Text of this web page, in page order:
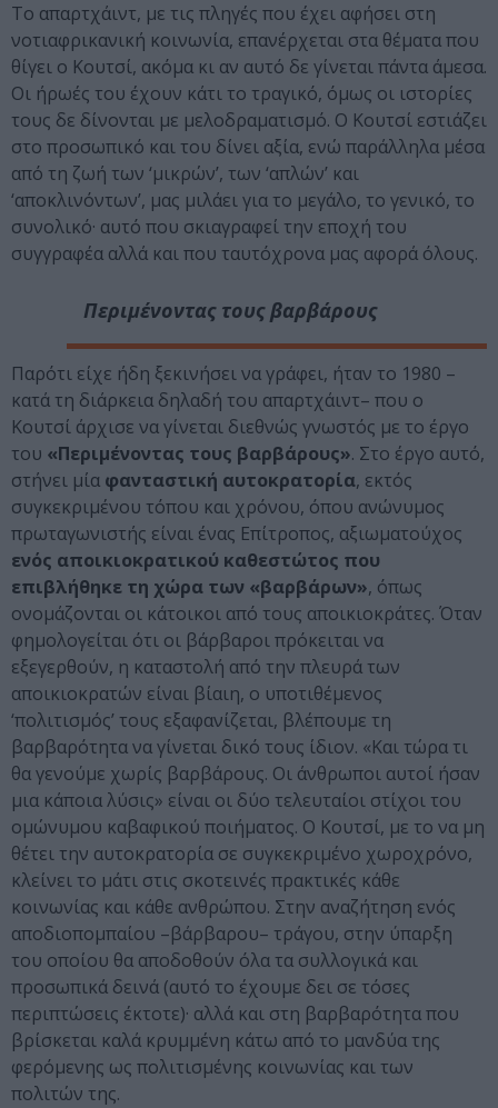
Το απαρτχάιντ, με τις πληγές που έχει αφήσει στη
νοτιαφρικανική κοινωνία, επανέρχεται στα θέματα που
θίγει ο Κουτσί, ακόμα κι αν αυτό δε γίνεται πάντα άμεσα.
Οι ήρωές του έχουν κάτι το τραγικό, όμως οι ιστορίες
τους δε δίνονται με μελοδραματισμό. Ο Κουτσί εστιάζει
στο προσωπικό και του δίνει αξία, ενώ παράλληλα μέσα
από τη ζωή των ‘μικρών’, των ‘απλών’ και
‘αποκλινόντων’, μας μιλάει για το μεγάλο, το γενικό, το
συνολικό· αυτό που σκιαγραφεί την εποχή του
συγγραφέα αλλά και που ταυτόχρονα μας αφορά όλους.
Περιμένοντας τους βαρβάρους
Παρότι είχε ήδη ξεκινήσει να γράφει, ήταν το 1980 –
κατά τη διάρκεια δηλαδή του απαρτχάιντ– που ο
Κουτσί άρχισε να γίνεται διεθνώς γνωστός με το έργο
του «Περιμένοντας τους βαρβάρους». Στο έργο αυτό,
στήνει μία φανταστική αυτοκρατορία, εκτός
συγκεκριμένου τόπου και χρόνου, όπου ανώνυμος
πρωταγωνιστής είναι ένας Επίτροπος, αξιωματούχος
ενός αποικιοκρατικού καθεστώτος που
επιβλήθηκε τη χώρα των «βαρβάρων», όπως
ονομάζονται οι κάτοικοι από τους αποικιοκράτες. Όταν
φημολογείται ότι οι βάρβαροι πρόκειται να
εξεγερθούν, η καταστολή από την πλευρά των
αποικιοκρατών είναι βίαιη, ο υποτιθέμενος
‘πολιτισμός’ τους εξαφανίζεται, βλέπουμε τη
βαρβαρότητα να γίνεται δικό τους ίδιον. «Και τώρα τι
θα γενούμε χωρίς βαρβάρους. Οι άνθρωποι αυτοί ήσαν
μια κάποια λύσις» είναι οι δύο τελευταίοι στίχοι του
ομώνυμου καβαφικού ποιήματος. Ο Κουτσί, με το να μη
θέτει την αυτοκρατορία σε συγκεκριμένο χωροχρόνο,
κλείνει το μάτι στις σκοτεινές πρακτικές κάθε
κοινωνίας και κάθε ανθρώπου. Στην αναζήτηση ενός
αποδιοπομπαίου –βάρβαρου– τράγου, στην ύπαρξη
του οποίου θα αποδοθούν όλα τα συλλογικά και
προσωπικά δεινά (αυτό το έχουμε δει σε τόσες
περιπτώσεις έκτοτε)· αλλά και στη βαρβαρότητα που
βρίσκεται καλά κρυμμένη κάτω από το μανδύα της
φερόμενης ως πολιτισμένης κοινωνίας και των
πολιτών της.